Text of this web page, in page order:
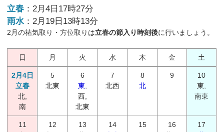
立春 ：2月4日17時27分
雨水 ：2月19日13時13分
2月の祐気取り・方位取りは立春の節入り時刻後に行いましょう。
日 月 火 水 木 金 土
2月4日
立春
北,
南
5
北東
6
東
西,
北東
7
北西
8
北
9
10
東,
南東
11
12
13
14
15
16
17